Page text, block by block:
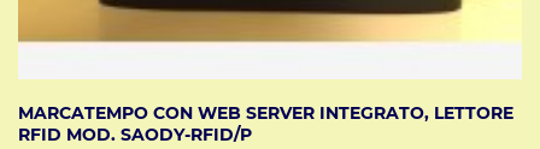
MARCATEMPO CON WEB SERVER INTEGRATO, LETTORE
RFID MOD. SAODY-RFID/P